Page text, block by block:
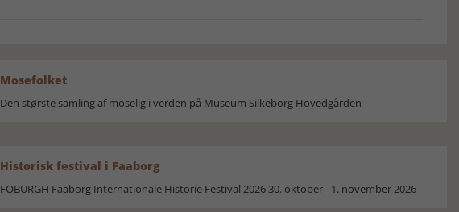
Mosefolket
Den største samling af moselig i verden på Museum Silkeborg Hovedgården
Historisk festival i Faaborg
FOBURGH Faaborg Internationale Historie Festival 2026 30. oktober - 1. november 2026